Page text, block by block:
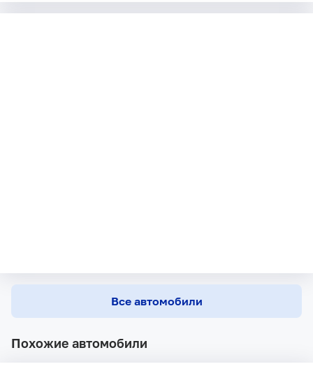
Все автомобили
Похожие автомобили